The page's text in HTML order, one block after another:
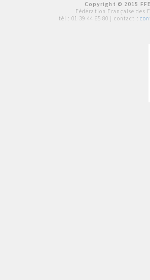
Copyright © 2015
Fédération Française des
tél : 01 39 44 65 80 | contact :